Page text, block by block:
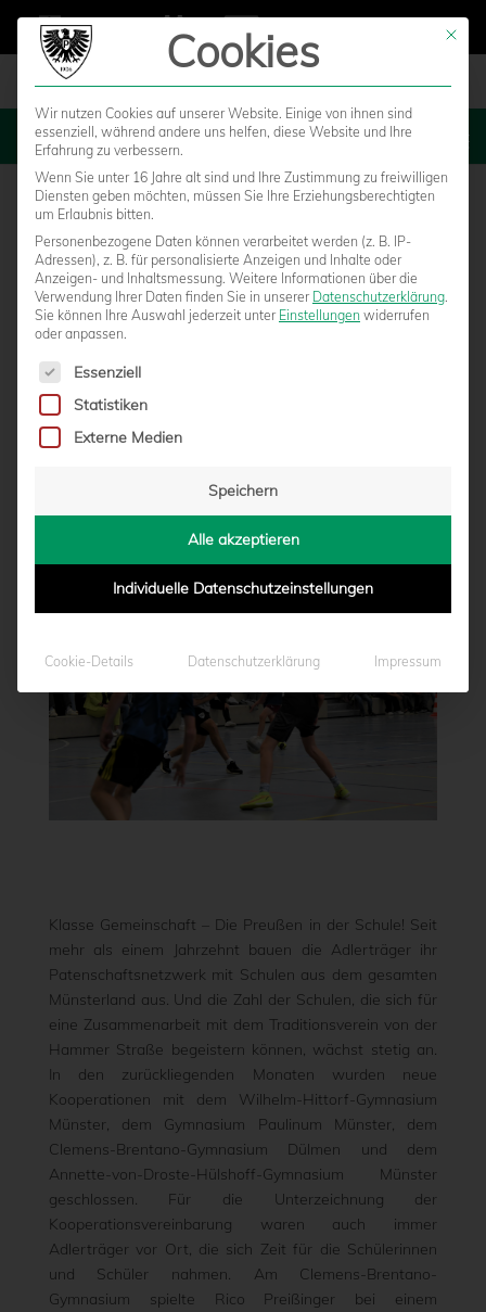
MENU
KLASSE GEMEINSCHAFT: ZAHL DER
vonMarcel Weskamp|16.11.2023 - 12:45
Klasse Gemeinschaft – Die Preußen in der Schule! Seit
mehr als einem Jahrzehnt bauen die Adlerträger ihr
Patenschaftsnetzwerk mit Schulen aus dem gesamten
Münsterland aus. Und die Zahl der Schulen, die sich für
eine Zusammenarbeit mit dem Traditionsverein von der
Hammer Straße begeistern können, wächst stetig an.
In den zurückliegenden Monaten wurden neue
Kooperationen mit dem Wilhelm-Hittorf-Gymnasium
Münster, dem Gymnasium Paulinum Münster, dem
Clemens-Brentano-Gymnasium Dülmen und dem
Annette-von-Droste-Hülshoff-Gymnasium Münster
geschlossen. Für die Unterzeichnung der
Kooperationsvereinbarung waren auch immer
Adlerträger vor Ort, die sich Zeit für die Schülerinnen
und Schüler nahmen. Am Clemens-Brentano-
Gymnasium spielte Rico Preißinger bei einem
Mit
Cookies
Wir nutzen Cookies auf unserer Website. Einige von ihnen sind
essenziell, während andere uns helfen, diese Website und Ihre
Erfahrung zu verbessern.
Wenn Sie unter 16 Jahre alt sind und Ihre Zustimmung zu freiwilligen
Diensten geben möchten, müssen Sie Ihre Erziehungsberechtigten
um Erlaubnis bitten.
Personenbezogene Daten können verarbeitet werden (z. B. IP-
Adressen), z. B. für personalisierte Anzeigen und Inhalte oder
Anzeigen- und Inhaltsmessung. Weitere Informationen über die
Verwendung Ihrer Daten finden Sie in unserer Datenschutzerklärung.
Sie können Ihre Auswahl jederzeit unter Einstellungen widerrufen
oder anpassen.
Es folgt eine Liste der Service-Gruppen, für die eine
Essenziell
Statistiken
Externe Medien
Speichern
Alle akzeptieren
Individuelle Datenschutzeinstellungen
Cookie-Details Datenschutzerklärung Impressum